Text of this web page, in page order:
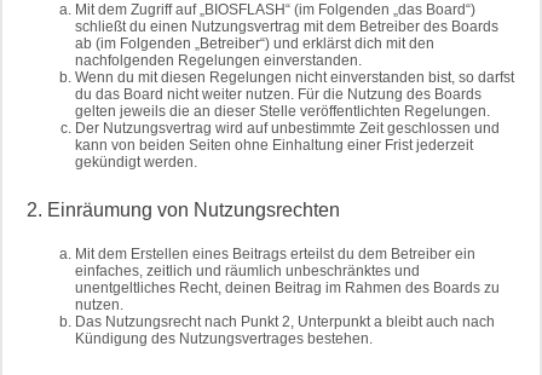
Mit dem Zugriff auf „BIOSFLASH“ (im Folgenden „das Board“)
schließt du einen Nutzungsvertrag mit dem Betreiber des Boards
ab (im Folgenden „Betreiber“) und erklärst dich mit den
nachfolgenden Regelungen einverstanden.
Wenn du mit diesen Regelungen nicht einverstanden bist, so darfst
du das Board nicht weiter nutzen. Für die Nutzung des Boards
gelten jeweils die an dieser Stelle veröffentlichten Regelungen.
Der Nutzungsvertrag wird auf unbestimmte Zeit geschlossen und
kann von beiden Seiten ohne Einhaltung einer Frist jederzeit
gekündigt werden.
2. Einräumung von Nutzungsrechten
Mit dem Erstellen eines Beitrags erteilst du dem Betreiber ein
einfaches, zeitlich und räumlich unbeschränktes und
unentgeltliches Recht, deinen Beitrag im Rahmen des Boards zu
nutzen.
Das Nutzungsrecht nach Punkt 2, Unterpunkt a bleibt auch nach
Kündigung des Nutzungsvertrages bestehen.